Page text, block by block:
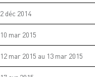
2 déc 2014
10 mar 2015
12 mar 2015 au 13 mar 2015